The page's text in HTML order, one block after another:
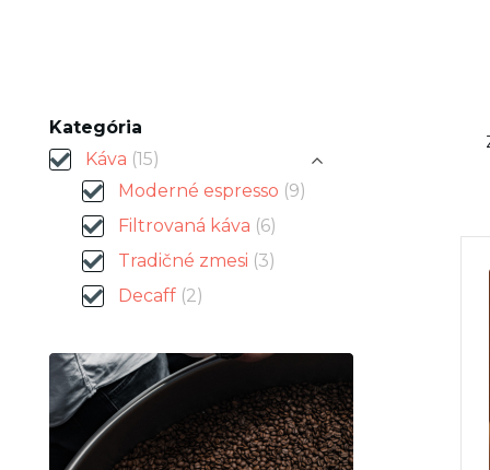
Kategória
Káva (15)
Moderné espresso (9)
Filtrovaná káva (6)
Tradičné zmesi (3)
Decaff (2)